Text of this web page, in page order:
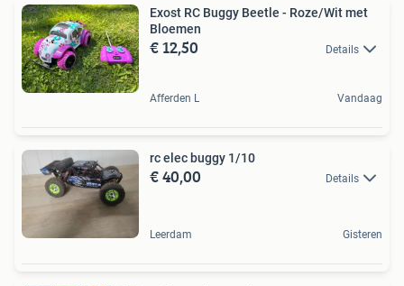
Exost RC Buggy Beetle - Roze/Wit met
Bloemen
€ 12,50 Details
Afferden L Vandaag
rc elec buggy 1/10
€ 40,00 Details
Leerdam Gisteren